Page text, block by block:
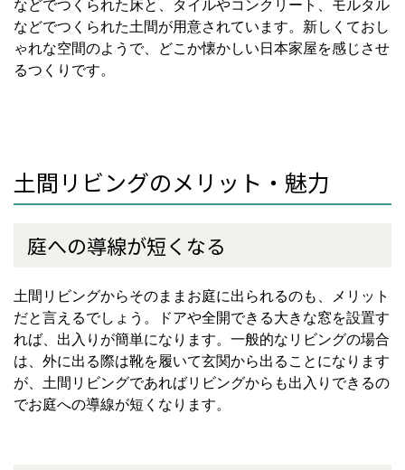
などでつくられた床と、タイルやコンクリート、モルタル
などでつくられた土間が用意されています。新しくておし
ゃれな空間のようで、どこか懐かしい日本家屋を感じさせ
るつくりです。
土間リビングのメリット・魅力
庭への導線が短くなる
土間リビングからそのままお庭に出られるのも、メリット
だと言えるでしょう。ドアや全開できる大きな窓を設置す
れば、出入りが簡単になります。一般的なリビングの場合
は、外に出る際は靴を履いて玄関から出ることになります
が、土間リビングであればリビングからも出入りできるの
でお庭への導線が短くなります。